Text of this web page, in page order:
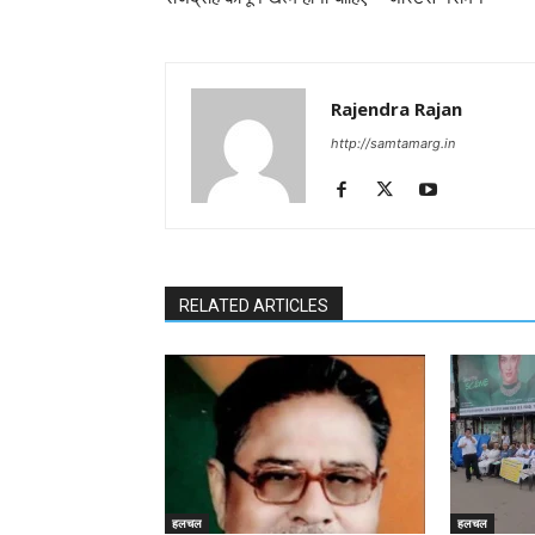
Rajendra Rajan
http://samtamarg.in
RELATED ARTICLES
हलचल हलचल